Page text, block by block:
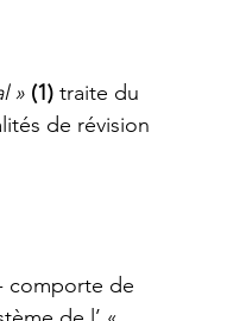
» (1) traite du
de révision
comporte de